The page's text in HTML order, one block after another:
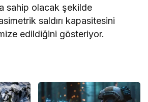
sahip olacak şekilde
saldırı kapasitesini
edildiğini gösteriyor.